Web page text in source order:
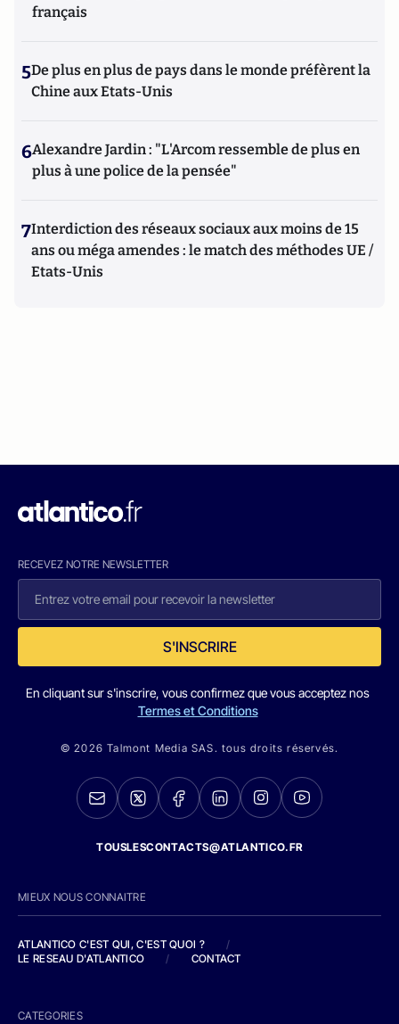
français
5De plus en plus de pays dans le monde préfèrent la
Chine aux Etats-Unis
6Alexandre Jardin : "L'Arcom ressemble de plus en
plus à une police de la pensée"
7Interdiction des réseaux sociaux aux moins de 15
ans ou méga amendes : le match des méthodes UE /
Etats-Unis
RECEVEZ NOTRE NEWSLETTER
S'INSCRIRE
En cliquant sur s'inscrire, vous confirmez que vous acceptez nos
Termes et Conditions
© 2026 Talmont Media SAS. tous droits réservés.
TOUSLESCONTACTS@ATLANTICO.FR
MIEUX NOUS CONNAITRE
ATLANTICO C'EST QUI, C'EST QUOI ?
/
LE RESEAU D'ATLANTICO
/ CONTACT
CATEGORIES